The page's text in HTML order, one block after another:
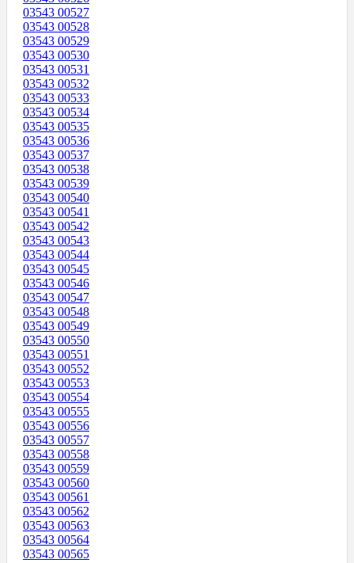
03543 00527
03543 00528
03543 00529
03543 00530
03543 00531
03543 00532
03543 00533
03543 00534
03543 00535
03543 00536
03543 00537
03543 00538
03543 00539
03543 00540
03543 00541
03543 00542
03543 00543
03543 00544
03543 00545
03543 00546
03543 00547
03543 00548
03543 00549
03543 00550
03543 00551
03543 00552
03543 00553
03543 00554
03543 00555
03543 00556
03543 00557
03543 00558
03543 00559
03543 00560
03543 00561
03543 00562
03543 00563
03543 00564
03543 00565